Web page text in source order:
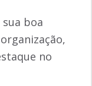
boa
no